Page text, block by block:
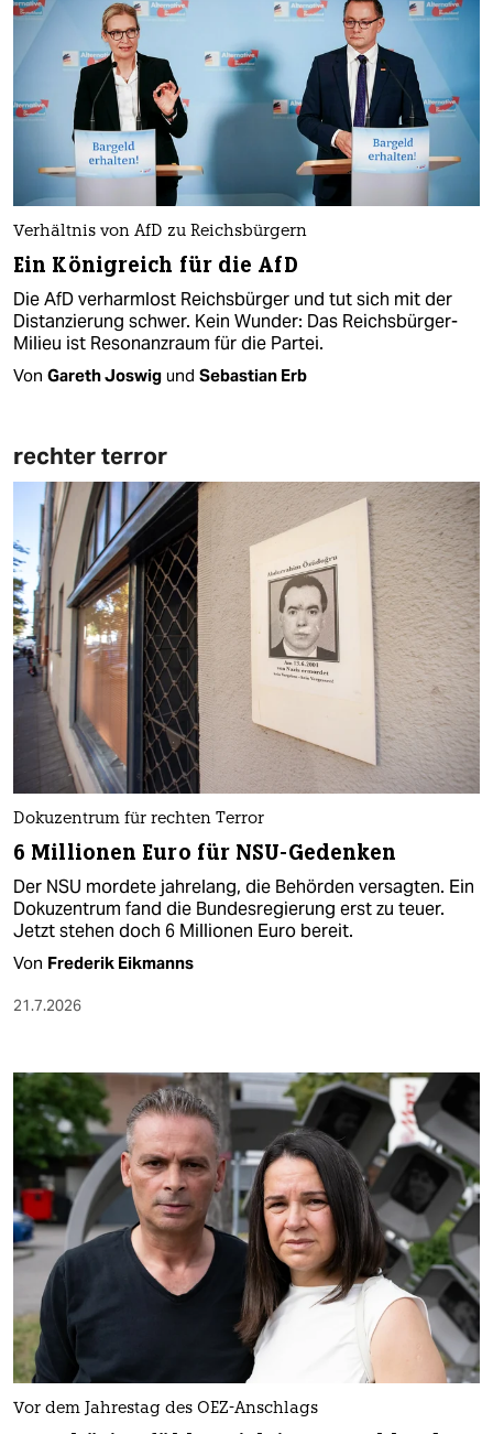
Verhältnis von AfD zu Reichsbürgern
Ein Königreich für die AfD
Die AfD verharmlost Reichsbürger und tut sich mit der
Distanzierung schwer. Kein Wunder: Das Reichsbürger-
Milieu ist Resonanzraum für die Partei.
Von Gareth Joswig und Sebastian Erb
rechter terror
Dokuzentrum für rechten Terror
6 Millionen Euro für NSU-Gedenken
Der NSU mordete jahrelang, die Behörden versagten. Ein
Dokuzentrum fand die Bundesregierung erst zu teuer.
Jetzt stehen doch 6 Millionen Euro bereit.
Von Frederik Eikmanns
21.7.2026
Vor dem Jahrestag des OEZ-Anschlags